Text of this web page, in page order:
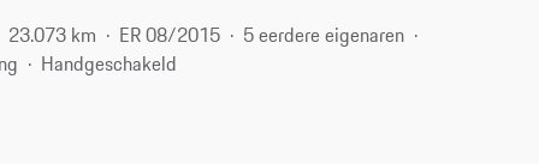
23.073 km ER 08/2015
5 eerdere eigenaren
Handgeschakeld